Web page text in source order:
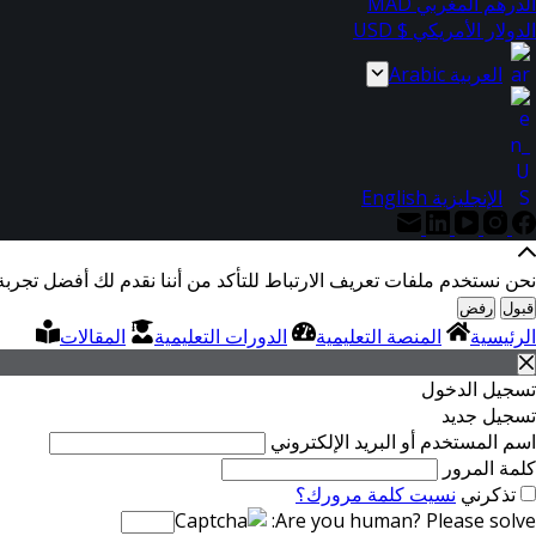
الدولار الأمريكي $ USD
العربية Arabic
الإنجليزية English
نحن نستخدم ملفات تعريف الارتباط للتأكد من أننا نقدم لك أفضل
قبول رفض
الرئيسية المنصة التعليمية الدورات التعليمية
المقالات
تسجيل الدخول
تسجيل جديد
اسم المستخدم أو البريد الإلكتروني
كلمة المرور
تذكرني نسيت كلمة مرورك؟
Are you human? Please solve: